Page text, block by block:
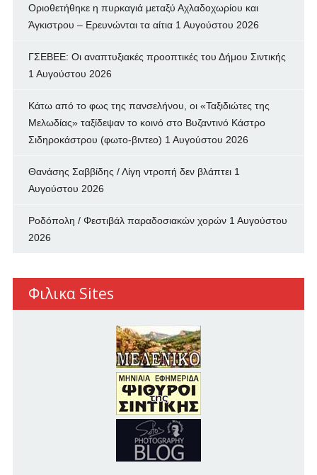
Οριοθετήθηκε η πυρκαγιά μεταξύ Αχλαδοχωρίου και
Άγκιστρου – Ερευνώνται τα αίτια 1 Αυγούστου 2026
ΓΣΕΒΕΕ: Οι αναπτυξιακές προοπτικές του Δήμου Σιντικής
1 Αυγούστου 2026
Κάτω από το φως της πανσελήνου, οι «Ταξιδιώτες της
Μελωδίας» ταξίδεψαν το κοινό στο Βυζαντινό Κάστρο
Σιδηροκάστρου (φωτο-βιντεο) 1 Αυγούστου 2026
Θανάσης Σαββίδης / Λίγη ντροπή δεν βλάπτει 1
Αυγούστου 2026
Ροδόπολη / Φεστιβάλ παραδοσιακών χορών 1 Αυγούστου
2026
Φιλικα Sites